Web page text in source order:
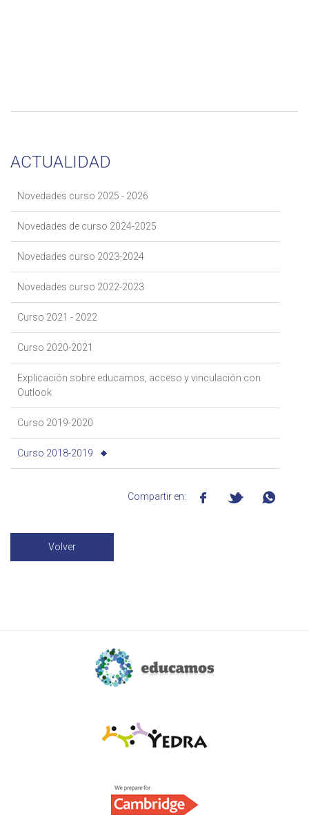
ACTUALIDAD
Novedades curso 2025 - 2026
Novedades de curso 2024-2025
Novedades curso 2023-2024
Novedades curso 2022-2023
Curso 2021 - 2022
Curso 2020-2021
Explicación sobre educamos, acceso y vinculación con
Outlook
Curso 2019-2020
Curso 2018-2019
Compartir en:
Volver